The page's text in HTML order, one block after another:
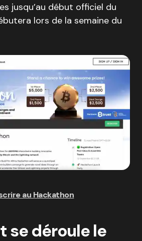
jusqu’au début officiel du
lors de la semaine du
au Hackathon
se déroule le